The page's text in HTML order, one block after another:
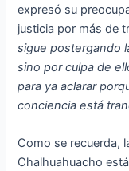
expresó su
justicia por más de
sigue postergando
sino por culpa de
para ya aclarar
conciencia está
Como se recuerda,
Chalhuahuacho